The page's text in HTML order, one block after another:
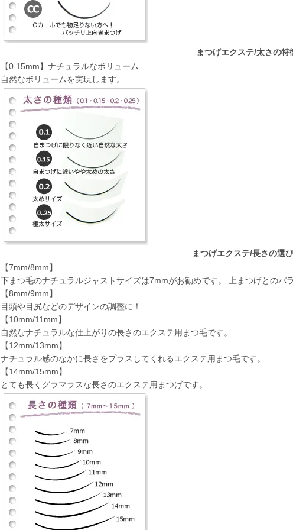
まつげエクステ/太さの特
【0.15mm】ナチュラルなボリューム
自然なボリュームを実現します。
まつげエクステ/長さの選
【7mm/8mm】
下まつ毛のナチュラルジャストサイズは7mmがお勧めです。 上まつげとのバ
【8mm/9mm】
目頭や目尻などのデザインの調整に！
【10mm/11mm】
自然なナチュラルな仕上がりの長さのエクステ用まつ毛です。
【12mm/13mm】
ナチュラル感のなかに長さをプラスしてくれるエクステ用まつ毛です。
【14mm/15mm】
とても長くグラマラスな長さのエクステ用まつげです。